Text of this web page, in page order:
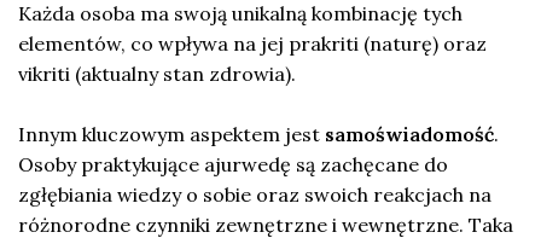
Każda osoba ma swoją unikalną kombinację tych
elementów, co wpływa na jej prakriti (naturę) oraz
vikriti (aktualny stan zdrowia).
Innym kluczowym aspektem jest samoświadomość.
Osoby praktykujące ajurwedę są zachęcane do
zgłębiania wiedzy o sobie oraz swoich reakcjach na
różnorodne czynniki zewnętrzne i wewnętrzne. Taka